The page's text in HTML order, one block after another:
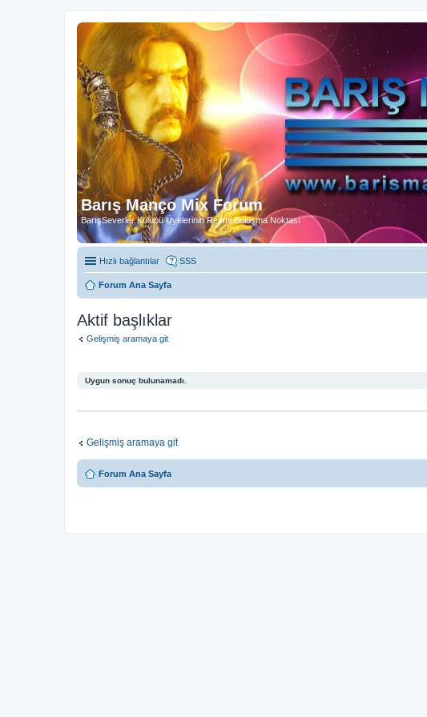
Barış Manço Mix Forum
BarışSeverler Kulübü Üyelerinin Resmi Buluşma Noktası
Hızlı bağlantılar SSS
Forum Ana Sayfa
Aktif başlıklar
Gelişmiş aramaya git
Uygun sonuç bulunamadı.
Gelişmiş aramaya git
Forum Ana Sayfa